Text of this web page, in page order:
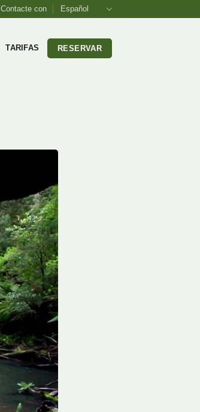
Contacte con Español
TARIFAS RESERVAR